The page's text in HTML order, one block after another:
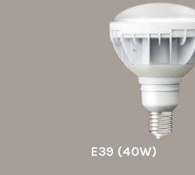
E39 (40W)